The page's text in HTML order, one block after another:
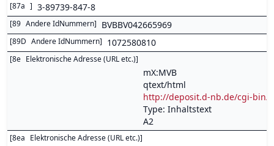
[87a ] 3-89739-847-8
[89 Andere IdNummern] BVBBV042665969
[89D Andere IdNummern] 1072580810
[8e Elektronische Adresse (URL etc.)]
mX:MVB
qtext/html
http://deposit.d-nb.de/cgi-bin/
Type: Inhaltstext
A2
[8ea Elektronische Adresse (URL etc.)]